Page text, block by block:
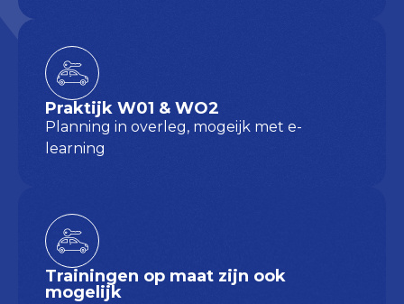
Praktijk W01 & WO2
Planning in overleg, mogeijk met e-
learning
Trainingen op maat zijn ook
mogelijk